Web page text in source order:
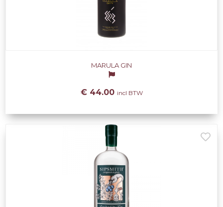
MARULA GIN
€ 44.00 incl BTW